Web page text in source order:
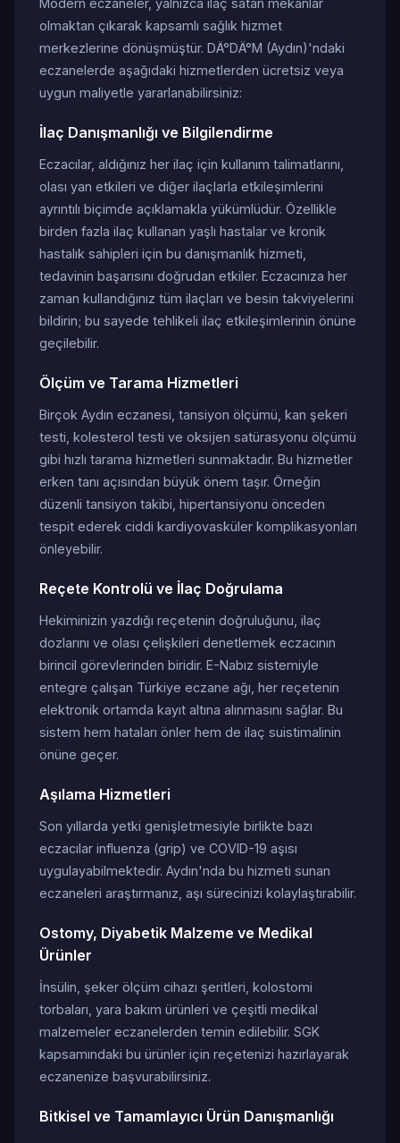
Modern eczaneler, yalnızca ilaç satan mekanlar
olmaktan çıkarak kapsamlı sağlık hizmet
merkezlerine dönüşmüştür. DÄ°DÄ°M (Aydın)'ndaki
eczanelerde aşağıdaki hizmetlerden ücretsiz veya
uygun maliyetle yararlanabilirsiniz:
İlaç Danışmanlığı ve Bilgilendirme
Eczacılar, aldığınız her ilaç için kullanım talimatlarını,
olası yan etkileri ve diğer ilaçlarla etkileşimlerini
ayrıntılı biçimde açıklamakla yükümlüdür. Özellikle
birden fazla ilaç kullanan yaşlı hastalar ve kronik
hastalık sahipleri için bu danışmanlık hizmeti,
tedavinin başarısını doğrudan etkiler. Eczacınıza her
zaman kullandığınız tüm ilaçları ve besin takviyelerini
bildirin; bu sayede tehlikeli ilaç etkileşimlerinin önüne
geçilebilir.
Ölçüm ve Tarama Hizmetleri
Birçok Aydın eczanesi, tansiyon ölçümü, kan şekeri
testi, kolesterol testi ve oksijen satürasyonu ölçümü
gibi hızlı tarama hizmetleri sunmaktadır. Bu hizmetler
erken tanı açısından büyük önem taşır. Örneğin
düzenli tansiyon takibi, hipertansiyonu önceden
tespit ederek ciddi kardiyovasküler komplikasyonları
önleyebilir.
Reçete Kontrolü ve İlaç Doğrulama
Hekiminizin yazdığı reçetenin doğruluğunu, ilaç
dozlarını ve olası çelişkileri denetlemek eczacının
birincil görevlerinden biridir. E-Nabız sistemiyle
entegre çalışan Türkiye eczane ağı, her reçetenin
elektronik ortamda kayıt altına alınmasını sağlar. Bu
sistem hem hataları önler hem de ilaç suistimalinin
önüne geçer.
Aşılama Hizmetleri
Son yıllarda yetki genişletmesiyle birlikte bazı
eczacılar influenza (grip) ve COVID-19 aşısı
uygulayabilmektedir. Aydın'nda bu hizmeti sunan
eczaneleri araştırmanız, aşı sürecinizi kolaylaştırabilir.
Ostomy, Diyabetik Malzeme ve Medikal
Ürünler
İnsülin, şeker ölçüm cihazı şeritleri, kolostomi
torbaları, yara bakım ürünleri ve çeşitli medikal
malzemeler eczanelerden temin edilebilir. SGK
kapsamındaki bu ürünler için reçetenizi hazırlayarak
eczanenize başvurabilirsiniz.
Bitkisel ve Tamamlayıcı Ürün Danışmanlığı